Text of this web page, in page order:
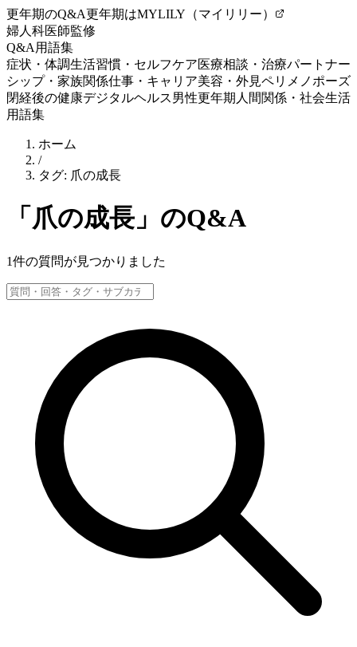
更年期のQ&A更年期はMYLILY（マイリリー）
婦人科医師監修
Q&A 用語集
症状・体調生活習慣・セルフケア医療相談・治療パートナー
シップ・家族関係仕事・キャリア美容・外見ペリメノポーズ
閉経後の健康デジタルヘルス男性更年期 人間関係・社会生活
用語集
ホーム
/
タグ: 爪の成長
「 爪の成長 」のQ&A
1件の質問が見つかりました